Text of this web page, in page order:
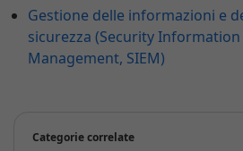
Gestione delle informazioni e
sicurezza (Security
Management, SIEM)
Categorie correlate